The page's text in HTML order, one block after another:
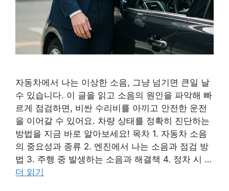
자동차에서 나는 이상한 소음, 그냥 넘기면 큰일 날
수 있습니다. 이 글을 읽고 소음의 원인을 파악해 빠
르게 점검하면, 비싼 수리비를 아끼고 안전한 운전
을 이어갈 수 있어요. 차량 상태를 정확히 진단하는
방법을 지금 바로 알아보세요! 목차 1. 자동차 소음
의 중요성과 종류 2. 엔진에서 나는 소음과 점검 방
법 3. 주행 중 발생하는 소음과 해결책 4. 정차 시 …
더 읽기